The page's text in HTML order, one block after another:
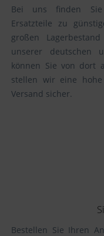
Bei uns finden Sie
Ersatzteile zu
großen
unserer deutschen
können Sie von dort
stellen wir eine
Versand sicher.
Bestellen Sie Ihren